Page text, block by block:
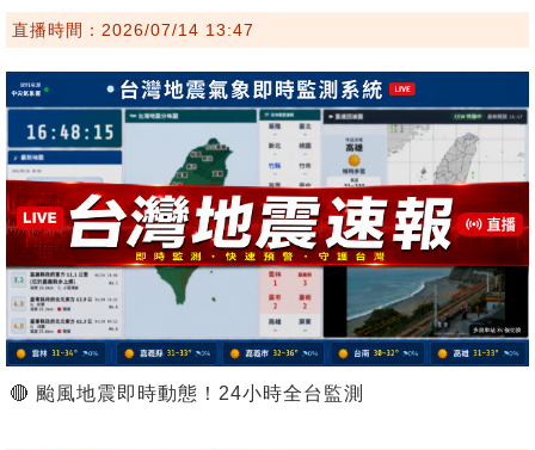
直播時間：2026/07/14 13:47
🔴 颱風地震即時動態！24小時全台監測